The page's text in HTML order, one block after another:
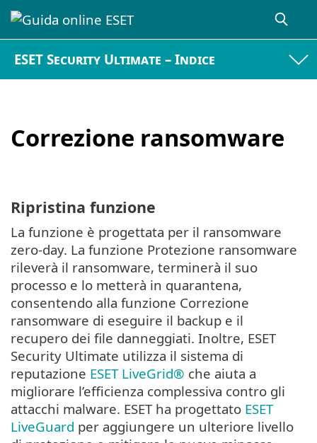
ESET Security Ultimate – Indice
Correzione ransomware
Ripristina funzione
La funzione è progettata per il ransomware
zero-day. La funzione Protezione ransomware
rileverà il ransomware, terminerà il suo
processo e lo metterà in quarantena,
consentendo alla funzione Correzione
ransomware di eseguire il backup e il
recupero dei file danneggiati. Inoltre, ESET
Security Ultimate utilizza il sistema di
reputazione ESET LiveGrid® che aiuta a
migliorare l’efficienza complessiva contro gli
attacchi malware. ESET ha progettato ESET
LiveGuard per aggiungere un ulteriore livello